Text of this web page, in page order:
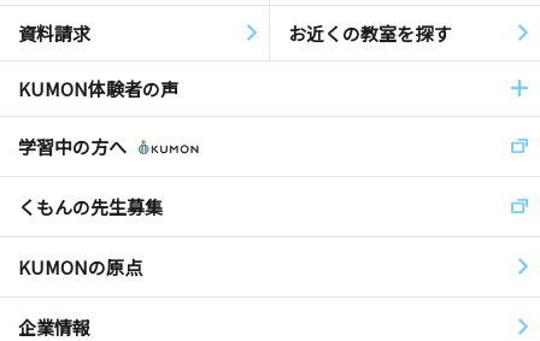
資料請求 お近くの教室を探す
KUMON体験者の声
学習中の方へ
くもんの先生募集
KUMONの原点
企業情報